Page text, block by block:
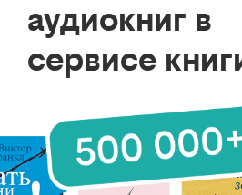
аудиокниг в
сервисе